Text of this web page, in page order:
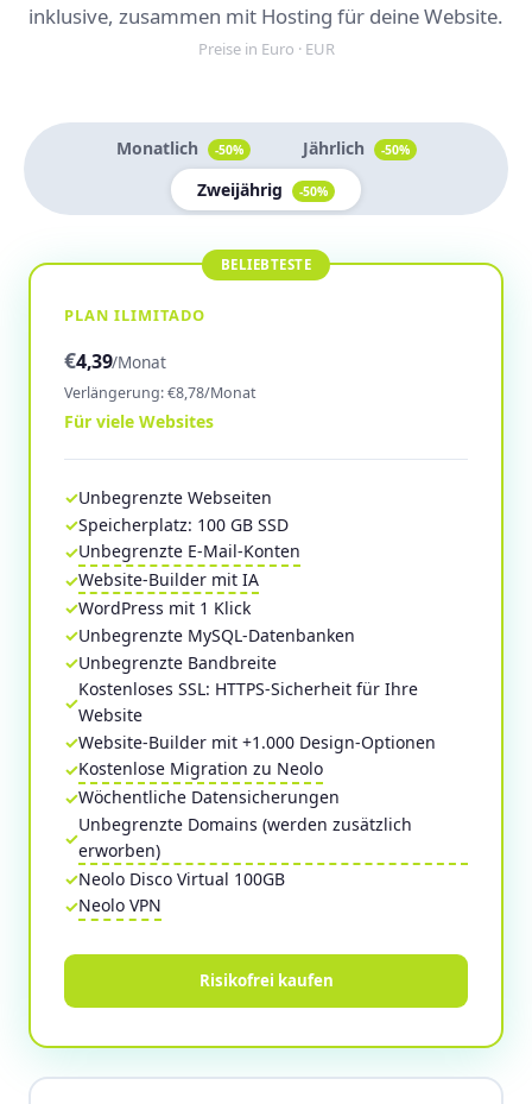
inklusive, zusammen mit Hosting für deine Website.
Preise in Euro · EUR
Monatlich -50% Jährlich -50%
Zweijährig -50%
PLAN ILIMITADO
€4,39/Monat
Verlängerung: €8,78/Monat
Für viele Websites
Unbegrenzte Webseiten
Speicherplatz: 100 GB SSD
Unbegrenzte E-Mail-Konten
Website-Builder mit IA
WordPress mit 1 Klick
Unbegrenzte MySQL-Datenbanken
Unbegrenzte Bandbreite
Kostenloses SSL: HTTPS-Sicherheit für Ihre
Website
Website-Builder mit +1.000 Design-Optionen
Kostenlose Migration zu Neolo
Wöchentliche Datensicherungen
Unbegrenzte Domains (werden zusätzlich
erworben)
Neolo Disco Virtual 100GB
Neolo VPN
Risikofrei kaufen